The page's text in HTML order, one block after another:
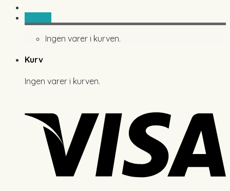
Ingen varer i kurven.
Kurv
Ingen varer i kurven.